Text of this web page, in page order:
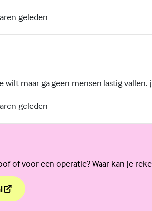
geleden
wilt maar ga geen mensen lastig
geleden
of voor een operatie? Waar kan je